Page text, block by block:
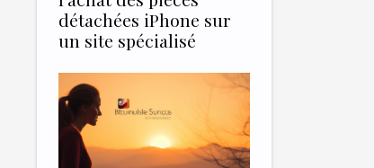
détachées iPhone sur
un site spécialisé